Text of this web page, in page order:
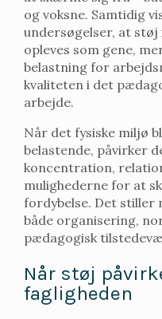
og voksne. Samtidig
undersøgelser, at støj
opleves som gene,
belastning for
kvaliteten i det
arbejde.
Når det fysiske miljø
belastende, påvirker
koncentration,
mulighederne for at
fordybelse. Det stiller
både organisering,
pædagogisk
Når støj
fagligheden